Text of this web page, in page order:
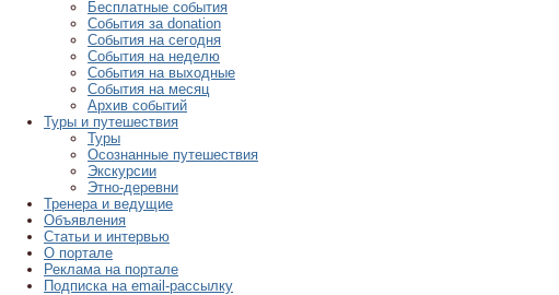
Бесплатные события
События за donation
События на сегодня
События на неделю
События на выходные
События на месяц
Архив событий
Туры и путешествия
Туры
Осознанные путешествия
Экскурсии
Этно-деревни
Тренера и ведущие
Объявления
Статьи и интервью
О портале
Реклама на портале
Подписка на email-рассылку